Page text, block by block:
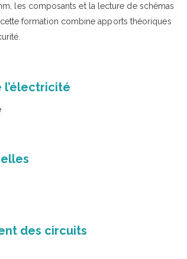
les composants et la lecture de schémas
formation combine apports théoriques
l’électricité
des circuits